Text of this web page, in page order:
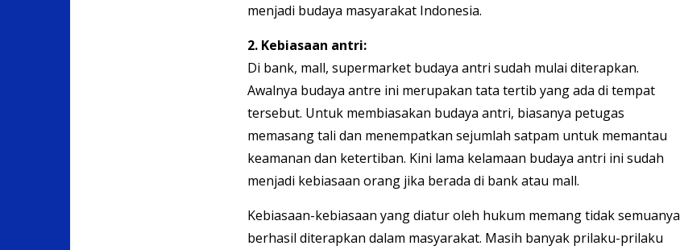
menjadi budaya masyarakat Indonesia.
2. Kebiasaan antri:
Di bank, mall, supermarket budaya antri sudah mulai diterapkan.
Awalnya budaya antre ini merupakan tata tertib yang ada di tempat
tersebut. Untuk membiasakan budaya antri, biasanya petugas
memasang tali dan menempatkan sejumlah satpam untuk memantau
keamanan dan ketertiban. Kini lama kelamaan budaya antri ini sudah
menjadi kebiasaan orang jika berada di bank atau mall.
Kebiasaan-kebiasaan yang diatur oleh hukum memang tidak semuanya
berhasil diterapkan dalam masyarakat. Masih banyak prilaku-prilaku